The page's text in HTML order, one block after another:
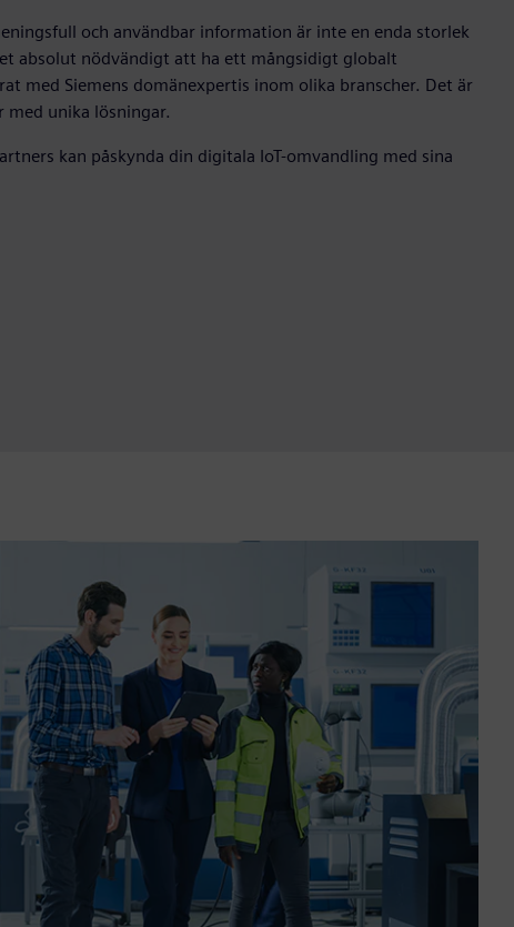
och användbar information är inte en enda storlek
absolut nödvändigt att ha ett mångsidigt globalt
med Siemens domänexpertis inom olika branscher. Det är
med unika lösningar.
kan påskynda din digitala IoT-omvandling med sina